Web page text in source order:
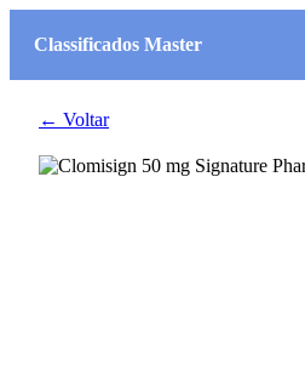
Classificados Master
← Voltar